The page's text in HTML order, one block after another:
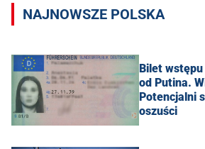
NAJNOWSZE POLSKA
Bilet
od Putina.
Potencjalni
oszuści